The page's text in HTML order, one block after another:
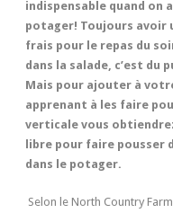
indispensable quand on
potager! Toujours avoir
frais pour le repas du
dans la salade, c’est du
Mais pour ajouter à
apprenant à les faire
verticale vous
libre pour faire pousser
dans le potager.
Selon le North Country